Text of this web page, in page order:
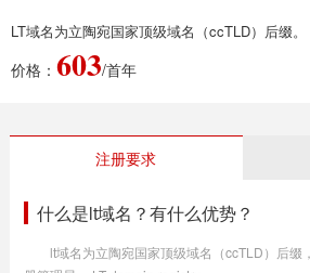
LT域名为立陶宛国家顶级域名（ccTLD）后缀。
价格： 603/首年
注册要求
什么是lt域名？有什么优势？
lt域名为立陶宛国家顶级域名（ccTLD）后缀